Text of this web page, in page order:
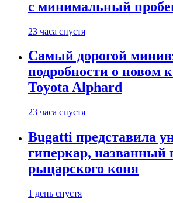
с минимальный
23 часа спустя
Самый дорогой
подробности о новом
Toyota Alphard
23 часа спустя
Bugatti представила
гиперкар, названный
рыцарского коня
1 день спустя